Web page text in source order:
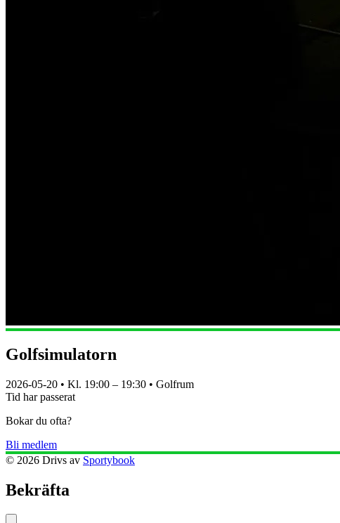
Golfsimulatorn
2026-05-20 • Kl. 19:00 – 19:30 • Golfrum
Tid har passerat
Bokar du ofta?
Bli medlem
© 2026 Drivs av Sportybook
Bekräfta